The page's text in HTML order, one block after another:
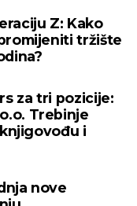
Z: Kako
tržište
za tri pozicije:
Trebinje
i
nove